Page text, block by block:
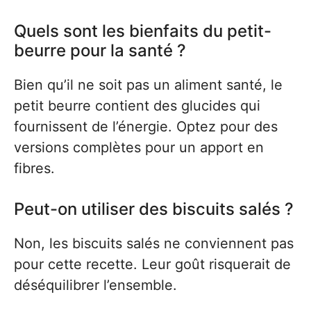
Quels sont les bienfaits du petit-
beurre pour la santé ?
Bien qu’il ne soit pas un aliment santé, le
petit beurre contient des glucides qui
fournissent de l’énergie. Optez pour des
versions complètes pour un apport en
fibres.
Peut-on utiliser des biscuits salés ?
Non, les biscuits salés ne conviennent pas
pour cette recette. Leur goût risquerait de
déséquilibrer l’ensemble.